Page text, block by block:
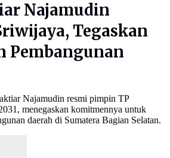
Najamudin
Tegaskan
Pembangunan
Najamudin resmi pimpin TP
menegaskan komitmennya untuk
daerah di Sumatera Bagian Selatan.